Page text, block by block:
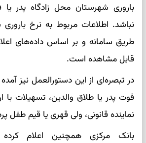
نباشد. اطلاعات مربوط به نرخ
طریق سامانه و بر اساس داده‌های
قابل مشاهده است.
در تبصره‌ای از این دستورالعمل نیز
فوت پدر یا طلاق والدین، تسهیلات با
نماینده قانونی، ولی قهری یا قیم
بانک مرکزی همچنین اعلام